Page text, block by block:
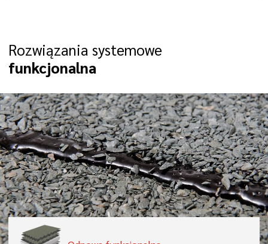
Rozwiązania systemowe
funkcjonalna